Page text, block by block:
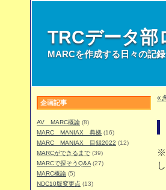
TRCデータ部
MARCを作成する日々の記録
企画記事
AV MARC概論 (8)
MARC MANIAX 典拠 (16)
MARC MANIAX 目録2022 (12)
MARCができるまで (39)
MARCで探そうQ&A (27)
MARC概論 (5)
NDC10版変更点 (13)
«
※